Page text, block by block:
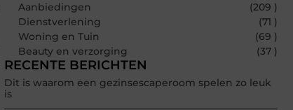
Aanbiedingen
(209 )
Dienstverlening
(71 )
Woning en Tuin
(69 )
Beauty en verzorging
(37 )
RECENTE BERICHTEN
Dit is waarom een gezinsescaperoom spelen zo leuk
is